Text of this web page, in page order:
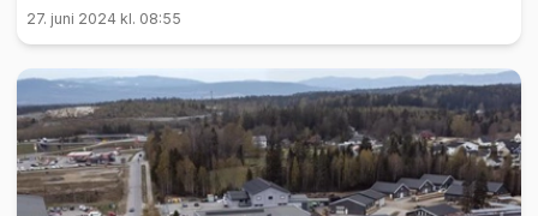
27. juni 2024 kl. 08:55